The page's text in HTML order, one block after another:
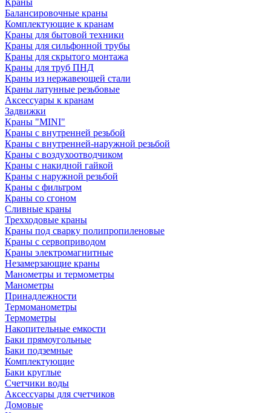
Балансировочные краны
Комплектующие к кранам
Краны для бытовой техники
Краны для сильфонной трубы
Краны для скрытого монтажа
Краны для труб ПНД
Краны из нержавеющей стали
Краны латунные резьбовые
Аксессуары к кранам
Задвижки
Краны "MINI"
Краны с внутренней резьбой
Краны с внутренней-наружной резьбой
Краны с воздухоотводчиком
Краны с накидной гайкой
Краны с наружной резьбой
Краны с фильтром
Краны со сгоном
Сливные краны
Трехходовые краны
Краны под сварку полипропиленовые
Краны с сервоприводом
Краны электромагнитные
Незамерзающие краны
Манометры и термометры
Манометры
Принадлежности
Термоманометры
Термометры
Накопительные емкости
Баки прямоугольные
Баки подземные
Комплектующие
Баки круглые
Счетчики воды
Аксессуары для счетчиков
Домовые